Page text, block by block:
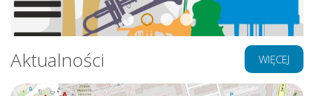
Aktualności WIĘCEJ